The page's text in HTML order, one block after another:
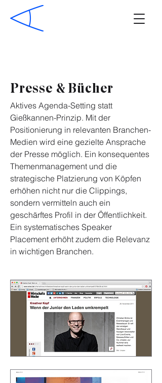
Presse & Bücher
Aktives Agenda-Setting statt
Gießkannen-Prinzip. Mit der
Positionierung in relevanten Branchen-
Medien wird eine gezielte Ansprache
der Presse möglich. Ein konsequentes
Themenmanagement und die
strategische Platzierung von Köpfen
erhöhen nicht nur die Clippings,
sondern vermitteln auch ein
geschärftes Profil in der Öffentlichkeit.
Ein systematisches Speaker
Placement erhöht zudem die Relevanz
in wichtigen Branchen.